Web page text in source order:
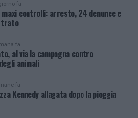
fa
maxi controlli: arresto, 24 denunce e
fa
al via la campagna contro
animali
fa
Kennedy allagata dopo la pioggia